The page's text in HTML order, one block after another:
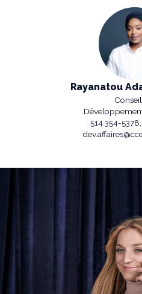
Rayanatou
514 354-